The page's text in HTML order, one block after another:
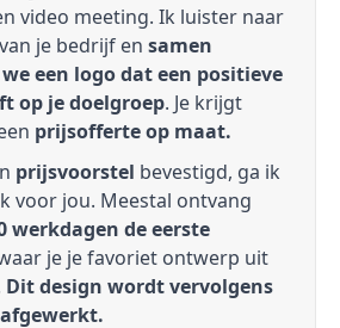
video meeting. Ik luister naar
je bedrijf en samen
een logo dat een positieve
op je doelgroep. Je krijgt
prijsofferte op maat.
prijsvoorstel bevestigd, ga ik
voor jou. Meestal ontvang
werkdagen de eerste
je je favoriet ontwerp uit
Dit design wordt vervolgens